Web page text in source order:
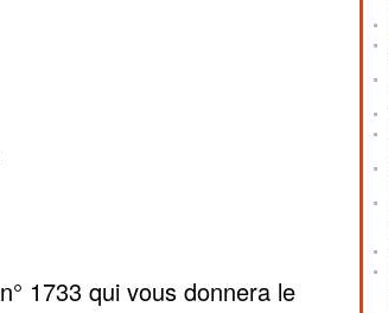
1733 qui vous donnera le